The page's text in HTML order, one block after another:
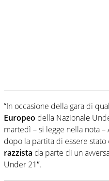
“In occasione della gara di
Europeo della Nazionale
martedì – si legge nella nota
dopo la partita di essere stato
razzista da parte di un
Under 21″.